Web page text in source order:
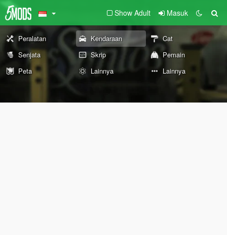
Show Adult Masuk
Peralatan Kendaraan
Cat
Senjata
Skrip
Pemain
Peta
Lainnya Lainnya